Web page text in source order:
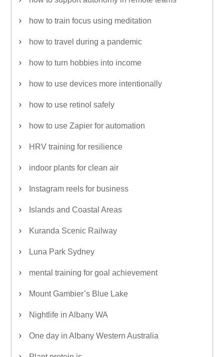
how to train focus using meditation
how to travel during a pandemic
how to turn hobbies into income
how to use devices more intentionally
how to use retinol safely
how to use Zapier for automation
HRV training for resilience
indoor plants for clean air
Instagram reels for business
Islands and Coastal Areas
Kuranda Scenic Railway
Luna Park Sydney
mental training for goal achievement
Mount Gambier’s Blue Lake
Nightlife in Albany WA
One day in Albany Western Australia